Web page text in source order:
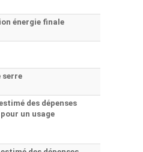
énergie finale
serre
des dépenses
un usage